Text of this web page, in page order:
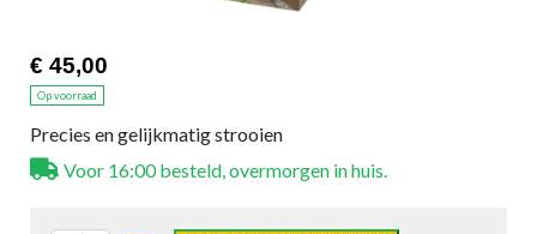
€ 45,00
Op voorraad
Precies en gelijkmatig strooien
Voor 16:00 besteld, overmorgen in huis.